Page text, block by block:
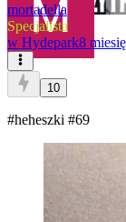
mortadella
Specjalista
w Hydepark8
10
#heheszki #69